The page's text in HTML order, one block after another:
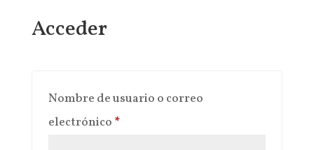
Acceder
Nombre de usuario o correo
electrónico *Obligatorio